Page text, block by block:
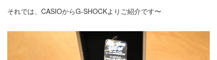
それでは、CASIOからG-SHOCKよりご紹介です〜